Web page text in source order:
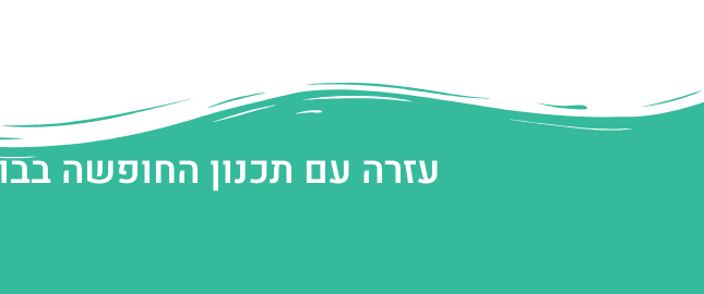
עזרה עם תכנון החופשה